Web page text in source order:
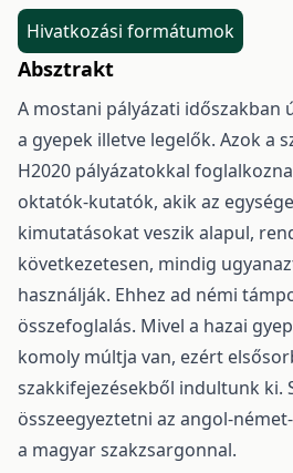
Hivatkozási formátumok
Absztrakt
A mostani pályázati időszakban
a gyepek illetve legelők. Azok a
H2020 pályázatokkal
oktatók-kutatók, akik az
kimutatásokat veszik alapul,
következetesen, mindig
használják. Ehhez ad némi
összefoglalás. Mivel a hazai
komoly múltja van, ezért
szakkifejezésekből indultunk ki.
összeegyeztetni az angol-
a magyar szakzsargonnal.